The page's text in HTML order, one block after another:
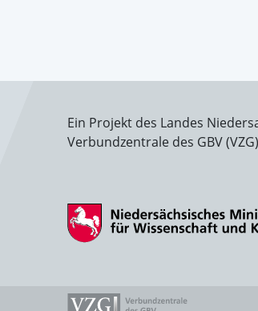
Ein Projekt des Landes
Verbundzentrale des GBV (VZG)